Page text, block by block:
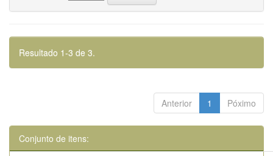
Resultado 1-3 de 3.
Anterior 1 Póximo
Conjunto de itens: